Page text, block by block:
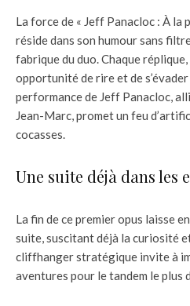
La force de « Jeff Panacloc : À la
réside dans son humour sans
fabrique du duo. Chaque
opportunité de rire et de
performance de Jeff Panacloc,
Jean-Marc, promet un feu
cocasses.
Une suite déjà dans les
La fin de ce premier opus laisse
suite, suscitant déjà la curiosité
cliffhanger stratégique invite à
aventures pour le tandem le plus